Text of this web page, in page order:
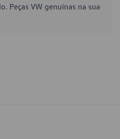
Peças VW genuínas na sua